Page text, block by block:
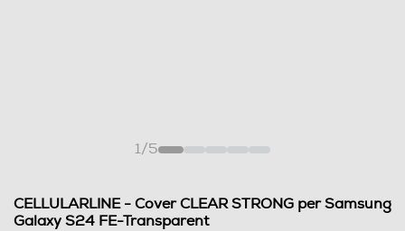
1/5
CELLULARLINE - Cover CLEAR STRONG per Samsung
Galaxy S24 FE-Transparent